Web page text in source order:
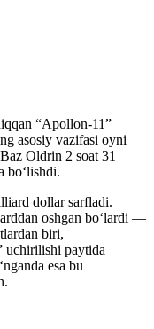
“Apollon-11”
asosiy vazifasi oyni
Oldrin 2 soat 31
boʻlishdi.
dollar sarfladi.
oshgan boʻlardi —
biri,
uchirilishi paytida
esa bu